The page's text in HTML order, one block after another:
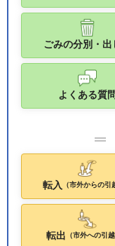
ごみの分別・出
よくある質問
転入 （市外からの引
転出 （市外への引越